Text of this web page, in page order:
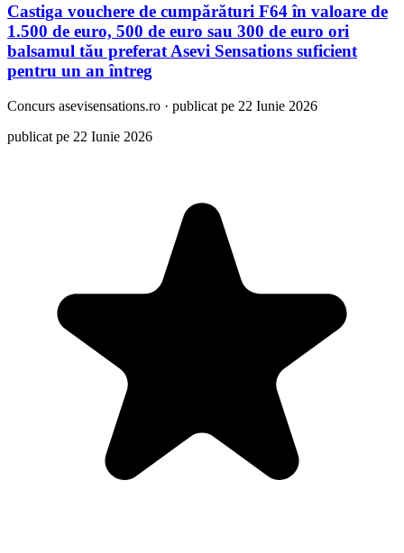
Castiga vouchere de cumpărături F64 în valoare de
1.500 de euro, 500 de euro sau 300 de euro ori
balsamul tău preferat Asevi Sensations suficient
pentru un an întreg
Concurs asevisensations.ro · publicat pe 22 Iunie 2026
publicat pe 22 Iunie 2026